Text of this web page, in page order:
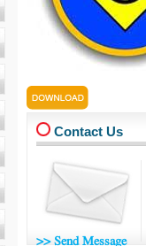
safetyhelmet.pdf
Contact Us
>> Send Message